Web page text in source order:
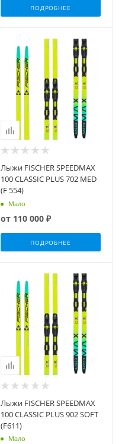
ПОДРОБНЕЕ
Лыжи FISCHER SPEEDMAX
100 CLASSIC PLUS 702 MED
(F 554)
Мало
от 110 000 ₽
ПОДРОБНЕЕ
Лыжи FISCHER SPEEDMAX
100 CLASSIC PLUS 902 SOFT
(F611)
Мало